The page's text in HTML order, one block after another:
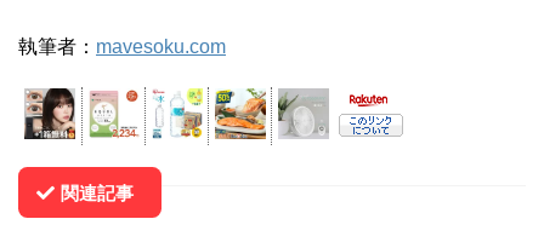
執筆者： mavesoku.com
関連記事